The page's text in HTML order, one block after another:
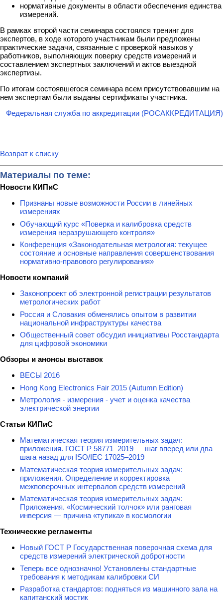
нормативные документы в области обеспечения единства
измерений.
В рамках второй части семинара состоялся тренинг для
экспертов, в ходе которого участникам были предложены
практические задачи, связанные с проверкой навыков у
работников, выполняющих поверку средств измерений и
составлением экспертных заключений и актов выездной
экспертизы.
По итогам состоявшегося семинара всем присутствовавшим на
нем экспертам были выданы сертификаты участника.
Федеральная служба по аккредитации (РОСАККРЕДИТАЦИЯ)
Возврат к списку
Материалы по теме:
Новости КИПиС
Признаны новые возможности России в линейных
измерениях
Обучающий курс «Поверка и калибровка средств
измерения неразрушающего контроля»
Конференция «Законодательная метрология: текущее
состояние и основные направления совершенствования
нормативно-правового регулирования»
Новости компаний
Законопроект об электронной регистрации результатов
метрологических работ
Россия и Словакия обменялись опытом в развитии
национальной инфраструктуры качества
Общественный совет обсудил инициативы Росстандарта
для цифровой экономики
Обзоры и анонсы выставок
ВЕСЫ 2016
Hong Kong Electronics Fair 2015 (Autumn Edition)
Метрология - измерения - учет и оценка качества
электрической энергии
Статьи КИПиС
Математическая теория измерительных задач:
приложения. ГОСТ Р 58771–2019 — шаг вперед или два
шага назад для ISO/IEC 17025–2019
Математическая теория измерительных задач:
приложения. Определение и корректировка
межповерочных интервалов средств измерений
Математическая теория измерительных задач:
Приложения. «Космический толчок» или ранговая
инверсия — причина «тупика» в космологии
Технические регламенты
Новый ГОСТ Р Государственная поверочная схема для
средств измерений электрической добротности
Теперь все однозначно! Установлены стандартные
требования к методикам калибровки СИ
Разработка стандартов: подняться из машинного зала на
капитанский мостик